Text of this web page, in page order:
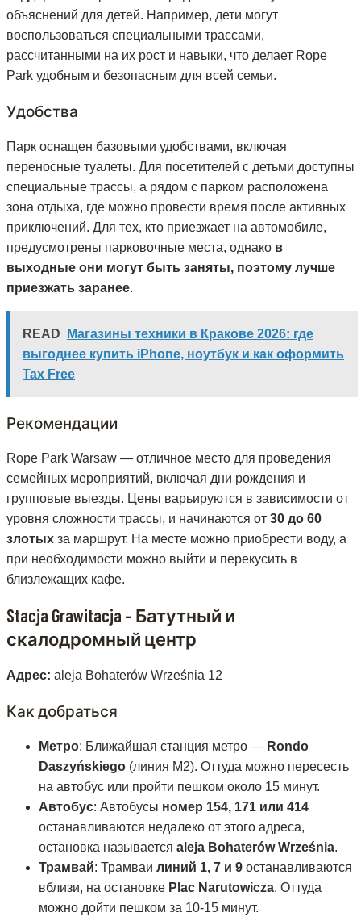
объяснений для детей. Например, дети могут
воспользоваться специальными трассами,
рассчитанными на их рост и навыки, что делает Rope
Park удобным и безопасным для всей семьи.
Удобства
Парк оснащен базовыми удобствами, включая
переносные туалеты. Для посетителей с детьми доступны
специальные трассы, а рядом с парком расположена
зона отдыха, где можно провести время после активных
приключений. Для тех, кто приезжает на автомобиле,
предусмотрены парковочные места, однако в
выходные они могут быть заняты, поэтому лучше
приезжать заранее.
READ
Магазины техники в Кракове 2026: где
выгоднее купить iPhone, ноутбук и как оформить
Tax Free
Рекомендации
Rope Park Warsaw — отличное место для проведения
семейных мероприятий, включая дни рождения и
групповые выезды. Цены варьируются в зависимости от
уровня сложности трассы, и начинаются от 30 до 60
злотых за маршрут. На месте можно приобрести воду, а
при необходимости можно выйти и перекусить в
близлежащих кафе.
Stacja Grawitacja – Батутный и
скалодромный центр
Адрес: aleja Bohaterów Września 12
Как добраться
Метро: Ближайшая станция метро — Rondo
Daszyńskiego (линия M2). Оттуда можно пересесть
на автобус или пройти пешком около 15 минут.
Автобус: Автобусы номер 154, 171 или 414
останавливаются недалеко от этого адреса,
остановка называется aleja Bohaterów Września.
Трамвай: Трамваи линий 1, 7 и 9 останавливаются
вблизи, на остановке Plac Narutowicza. Оттуда
можно дойти пешком за 10-15 минут.